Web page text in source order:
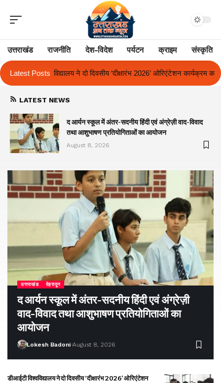
उत्तराखंड राजनीति देश-विदेश पर्यटन क्राइम संस्कृति
Latest Posts
‘दीक्षारंभ 2026’ ओरिएंटेशन कार्यक्रम का किया आयोजन एक साल से लंबित
LATEST NEWS
द आर्यन स्कूल में अंतर-सदनीय हिंदी एवं अंग्रेज़ी वाद-विवाद
तथा आशुभाषण प्रतियोगिताओं का आयोजन
August 8, 2026
उत्तराखंड देहरादून
द आर्यन स्कूल में अंतर-सदनीय हिंदी एवं अंग्रेज़ी
वाद-विवाद तथा आशुभाषण प्रतियोगिताओं का
आयोजन
Lokesh Badoni August 8, 2026
डीआईटी विश्वविद्यालय ने दो दिवसीय ‘दीक्षारंभ 2026’ ओरिएंटेशन